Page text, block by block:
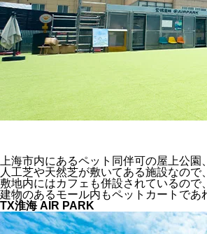
上海市内にあるペット同伴可の屋上公
人工芝や天然芝が敷いてある施設なので
敷地内にはカフェも併設されているので
建物のあるモール内もペットカートであ
TX淮海 AIR PARK